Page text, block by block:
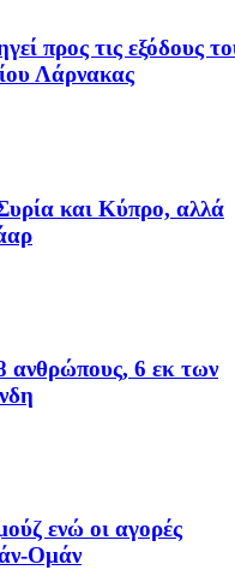
προς τις εξόδους
Λάρνακας
και Κύπρο, αλλά
ανθρώπους, 6 εκ των
ενώ οι αγορές
Ομάν